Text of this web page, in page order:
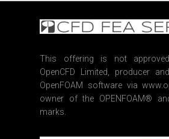
This offering is not
OpenCFD Limited, producer
OpenFOAM software via
owner of the OPENFOAM®
marks.